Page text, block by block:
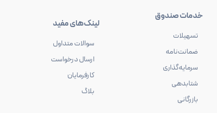
خدمات صندوق
تسهیلات
ضمانت‌نامه
سرمایه‌گذاری
شتابدهی
بازرگانی
لینک‌های مفید
سوالات متداول
ارسال درخواست
کارفرمایان
بلاگ